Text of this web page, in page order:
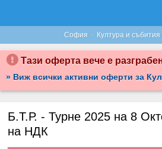
София · Култура и събития
Тази оферта вече е
» Виж всички активни оферти за
Б.Т.Р. - Турне 2025 на 8
на НДК